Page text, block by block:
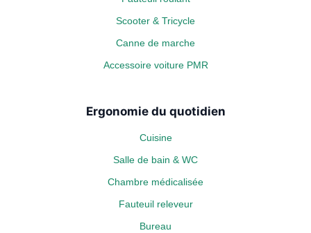
Scooter & Tricycle
Canne de marche
Accessoire voiture PMR
Ergonomie du quotidien
Cuisine
Salle de bain & WC
Chambre médicalisée
Fauteuil releveur
Bureau